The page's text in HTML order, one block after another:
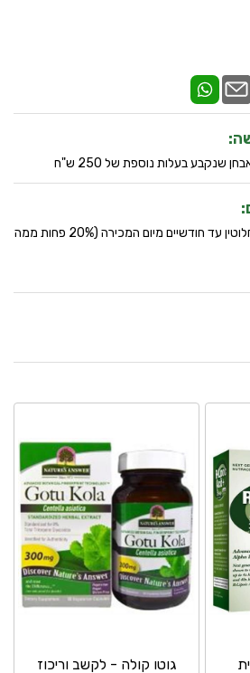
שנקבע בעלות נוספת של 250 ש"ח
החזרות של מוצרים סגורים לחלוטין עד חודשיים מיום המכירה (20% פחות ממה
גוטו קולה - לקשב וריכוז